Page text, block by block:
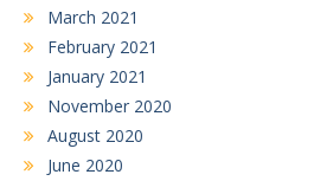
March 2021
February 2021
January 2021
November 2020
August 2020
June 2020